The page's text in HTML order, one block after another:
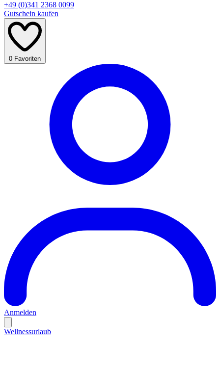
+49 (0)341 2368 0099
Gutschein kaufen
0 Favoriten
Anmelden
Wellnessurlaub